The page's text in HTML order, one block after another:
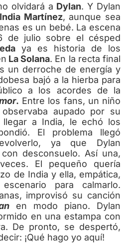
olvidará a Dylan. Y Dylan
India Martínez, aunque sea
es un bebé. La escena
de julio sobre el césped
ya es historia de los
La Solana. En la recta final
un derroche de energía y
bajó a la hierba para
a los acordes de la
. Entre los fans, un niño
aupado por su
llegar a India, le echó los
El problema llegó
ya que Dylan
desconsuelo. Así una,
El pequeño quería
de India y ella, empática,
para calmarlo.
improvisó su canción
en modo piano. Dylan
en una estampa con
De pronto, se despertó,
¡Qué hago yo aquí!